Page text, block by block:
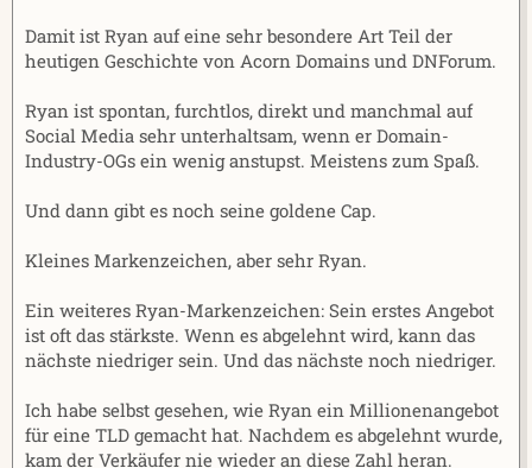
Damit ist Ryan auf eine sehr besondere Art Teil der
heutigen Geschichte von Acorn Domains und DNForum.
Ryan ist spontan, furchtlos, direkt und manchmal auf
Social Media sehr unterhaltsam, wenn er Domain-
Industry-OGs ein wenig anstupst. Meistens zum Spaß.
Und dann gibt es noch seine goldene Cap.
Kleines Markenzeichen, aber sehr Ryan.
Ein weiteres Ryan-Markenzeichen: Sein erstes Angebot
ist oft das stärkste. Wenn es abgelehnt wird, kann das
nächste niedriger sein. Und das nächste noch niedriger.
Ich habe selbst gesehen, wie Ryan ein Millionenangebot
für eine TLD gemacht hat. Nachdem es abgelehnt wurde,
kam der Verkäufer nie wieder an diese Zahl heran.